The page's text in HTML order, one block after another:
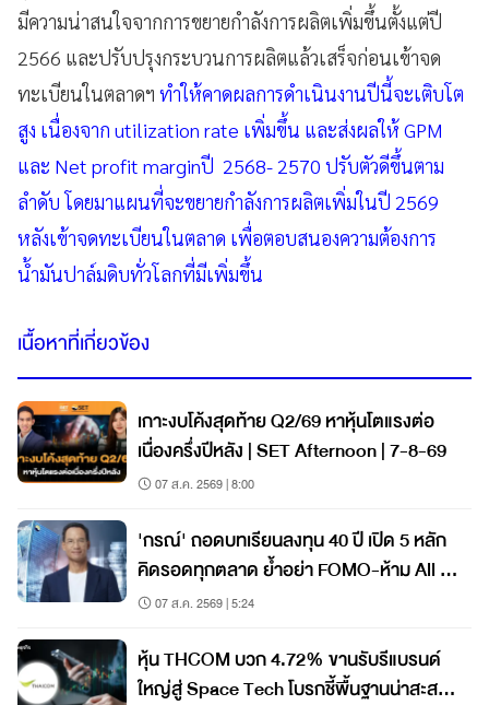
มีความน่าสนใจจากการขยายกำลังการผลิตเพิ่มขึ้นตั้งแต่ปี
2566 และปรับปรุงกระบวนการผลิตแล้วเสร็จก่อนเข้าจด
ทะเบียนในตลาดฯ ทำให้คาดผลการดำเนินงานปีนี้จะเติบโต
สูง เนื่องจาก utilization rate เพิ่มขึ้น และส่งผลให้ GPM
และ Net profit marginปี 2568- 2570 ปรับตัวดีขึ้นตาม
ลำดับ โดยมาแผนที่จะขยายกำลังการผลิตเพิ่มในปี 2569
หลังเข้าจดทะเบียนในตลาด เพื่อตอบสนองความต้องการ
น้ำมันปาล์มดิบทั่วโลกที่มีเพิ่มขึ้น
เนื้อหาที่เกี่ยวข้อง
เกาะงบโค้งสุดท้าย Q2/69 หาหุ้นโตแรงต่อ
เนื่องครึ่งปีหลัง | SET Afternoon | 7-8-69
07 ส.ค. 2569 | 8:00
'กรณ์' ถอดบทเรียนลงทุน 40 ปี เปิด 5 หลัก
คิดรอดทุกตลาด ย้ำอย่า FOMO-ห้าม All In
วินัยคือกุญแจสร้างมั่งคั่ง
07 ส.ค. 2569 | 5:24
หุ้น THCOM บวก 4.72% ขานรับรีแบรนด์
ใหญ่สู่ Space Tech โบรกชี้พื้นฐานน่าสะสม